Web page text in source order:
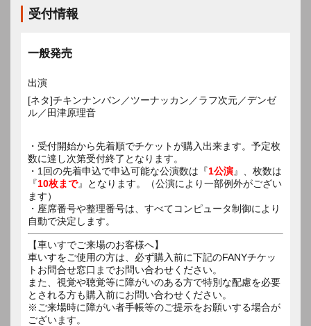
受付情報
一般発売
出演
[ネタ]チキンナンバン／ツーナッカン／ラフ次元／デンゼ
ル／田津原理音
・受付開始から先着順でチケットが購入出来ます。予定枚
数に達し次第受付終了となります。
・1回の先着申込で申込可能な公演数は『1公演』、枚数は
『10枚まで』となります。（公演により一部例外がござい
ます）
・座席番号や整理番号は、すべてコンピュータ制御により
自動で決定します。
【車いすでご来場のお客様へ】
車いすをご使用の方は、必ず購入前に下記のFANYチケッ
トお問合せ窓口までお問い合わせください。
また、視覚や聴覚等に障がいのある方で特別な配慮を必要
とされる方も購入前にお問い合わせください。
※ご来場時に障がい者手帳等のご提示をお願いする場合が
ございます。